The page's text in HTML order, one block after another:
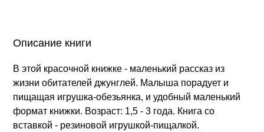
Описание книги
В этой красочной книжке - маленький рассказ из
жизни обитателей джунглей. Малыша порадует и
пищащая игрушка-обезьянка, и удобный маленький
формат книжки. Возраст: 1,5 - 3 года. Книга со
вставкой - резиновой игрушкой-пищалкой.